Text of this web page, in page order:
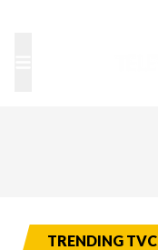
TRENDING TVC